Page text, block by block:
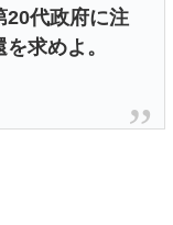
20代政府に注
求めよ。